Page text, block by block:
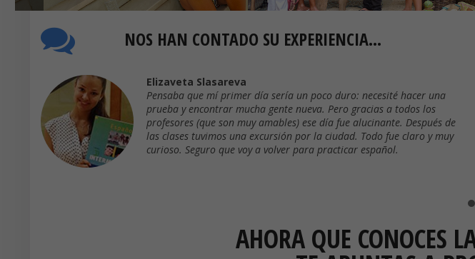
NOS HAN CONTADO SU EXPERIENCIA...
Elizaveta Slasareva
Pensaba que mí primer día sería un poco duro: necesité hacer una
prueba y encontrar mucha gente nueva. Pero gracias a todos los
profesores (que son muy amables) ese día fue alucinante. Después de
las clases tuvimos una excursión por la ciudad. Todo fue claro y muy
curioso. Seguro que voy a volver para practicar español.
AHORA QUE CONOCES